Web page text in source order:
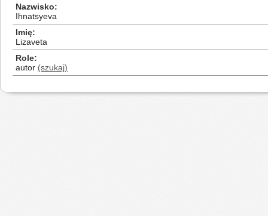
Nazwisko
Ihnatsyeva
Imię
Lizaveta
Role
autor (szukaj)